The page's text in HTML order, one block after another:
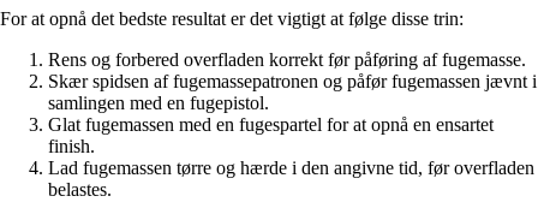
For at opnå det bedste resultat er det vigtigt at følge disse trin:
Rens og forbered overfladen korrekt før påføring af fugemasse.
Skær spidsen af fugemassepatronen og påfør fugemassen jævnt i
samlingen med en fugepistol.
Glat fugemassen med en fugespartel for at opnå en ensartet
finish.
Lad fugemassen tørre og hærde i den angivne tid, før overfladen
belastes.